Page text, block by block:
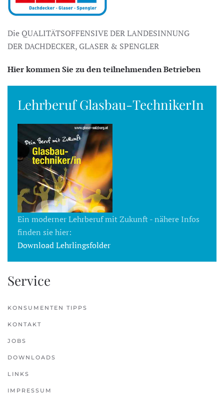
Die QUALITÄTSOFFENSIVE DER LANDESINNUNG
DER DACHDECKER, GLASER & SPENGLER
Hier kommen Sie zu den teilnehmenden Betrieben
Lehrberuf Glasbau-TechnikerIn
Ein moderner Lehrberuf mit Zukunft - nähere Infos
finden sie hier:
Download Lehrlingsfolder
Service
KONSUMENTEN TIPPS
KONTAKT
JOBS
DOWNLOADS
LINKS
IMPRESSUM